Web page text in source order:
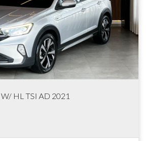
HL TSI AD 2021